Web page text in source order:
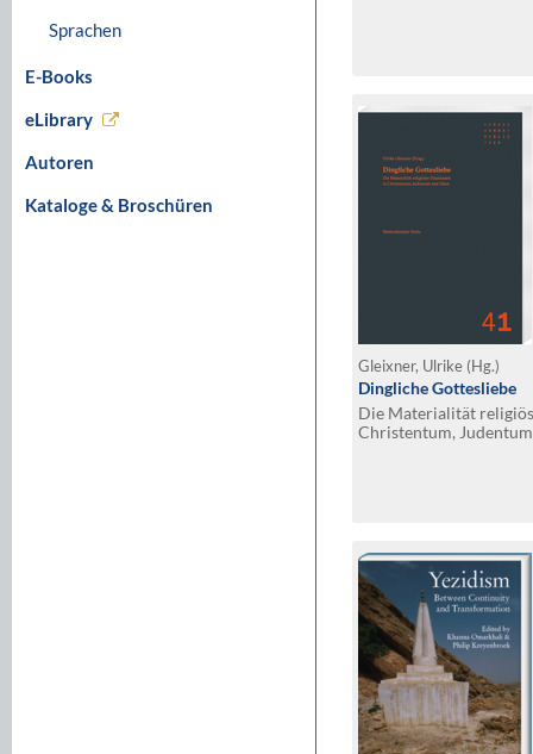
Sprachen
E-Books
eLibrary
Autoren
Kataloge & Broschüren
Gleixner, Ulrike (Hg.)
Dingliche Gottesliebe
Die Materialität
Christentum,